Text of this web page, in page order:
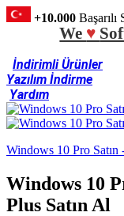
+10.000
We ♥
İndirimli Ürünler
Yazılım İndirme
Yardım
Windows 10 Pro
Windows 10
Plus Satın Al